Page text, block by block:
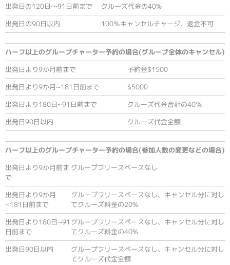
出発日の120日～91日前まで
クルーズ代金の40%
出発日の90日以内
100％キャンセルチャージ、返金不可
ハーフ以上のグループチャーター予約の場合(グループ全体のキャンセル)
出発日より9か月前まで
予約金$1500
出発日より9か月~181日前まで
$5000
出発日より180日~91日前まで
クルーズ代金合計の40％
出発日90日以内
クルーズ代金全額
ハーフ以上のグループチャーター予約の場合(参加人数の変更などの場合)
出発日より9か月前ま
で
グループフリースペースなし
出発日より9か月
~181日前まで
グループフリースペースなし、キャンセル分に対し
てクルーズ料金の20%
出発日より180日~91
日前まで
グループフリースペースなし、キャンセル分に対し
てクルーズ料金の40%
出発日90日以内
グループフリースペースなし、キャンセル分に対し
てクルーズ代金全額